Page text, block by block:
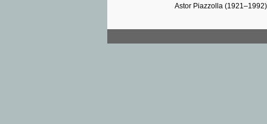
Astor Piazzolla